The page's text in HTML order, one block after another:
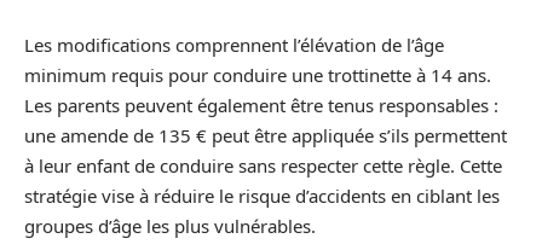
Les modifications comprennent l’élévation de l’âge
minimum requis pour conduire une trottinette à 14 ans.
Les parents peuvent également être tenus responsables :
une amende de 135 € peut être appliquée s’ils permettent
à leur enfant de conduire sans respecter cette règle. Cette
stratégie vise à réduire le risque d’accidents en ciblant les
groupes d’âge les plus vulnérables.